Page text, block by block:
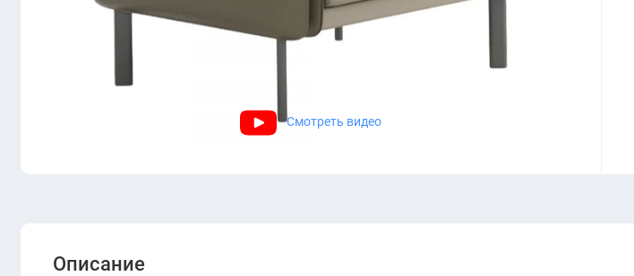
Смотреть видео
Описание